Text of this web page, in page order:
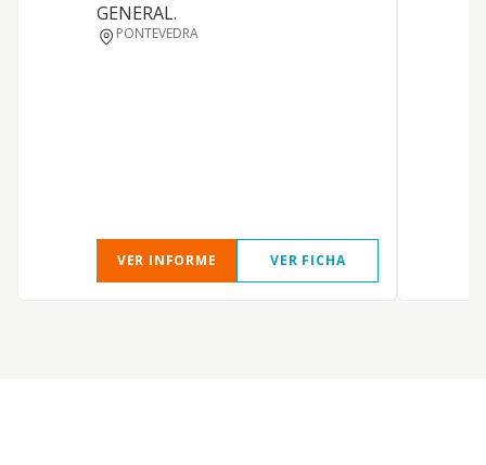
GENERAL.
PONTEVEDRA
VER INFORME VER FICHA